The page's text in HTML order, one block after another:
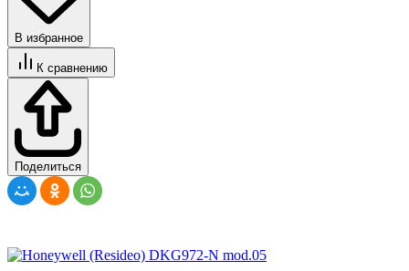
В избранное
К сравнению
Поделиться